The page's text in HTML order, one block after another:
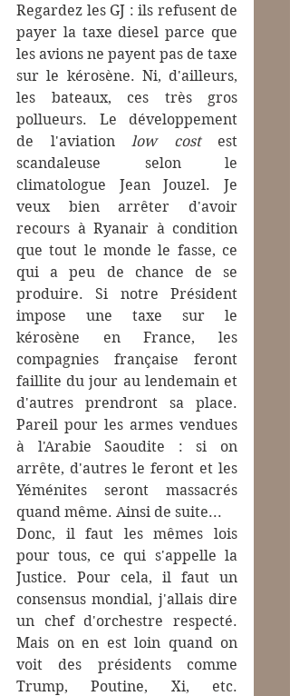
Regardez les GJ : ils refusent de
payer la taxe diesel parce que
les avions ne payent pas de taxe
sur le kérosène. Ni, d'ailleurs,
les bateaux, ces très gros
pollueurs. Le développement
de l'aviation low cost est
scandaleuse selon le
climatologue Jean Jouzel. Je
veux bien arrêter d'avoir
recours à Ryanair à condition
que tout le monde le fasse, ce
qui a peu de chance de se
produire. Si notre Président
impose une taxe sur le
kérosène en France, les
compagnies française feront
faillite du jour au lendemain et
d'autres prendront sa place.
Pareil pour les armes vendues
à l'Arabie Saoudite : si on
arrête, d'autres le feront et les
Yéménites seront massacrés
quand même. Ainsi de suite...
Donc, il faut les mêmes lois
pour tous, ce qui s'appelle la
Justice. Pour cela, il faut un
consensus mondial, j'allais dire
un chef d'orchestre respecté.
Mais on en est loin quand on
voit des présidents comme
Trump, Poutine, Xi, etc.